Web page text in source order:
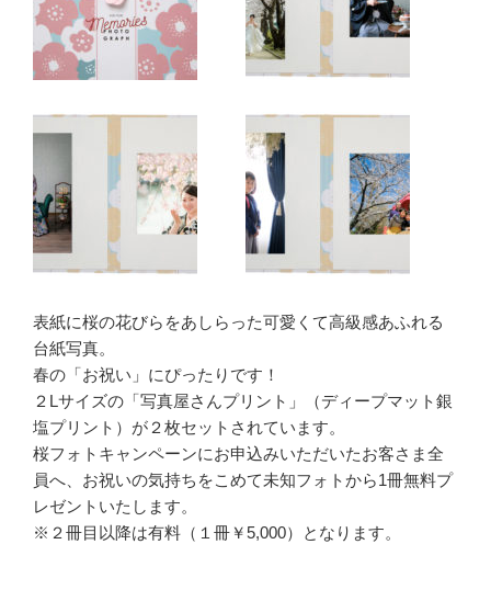
表紙に桜の花びらをあしらった可愛くて高級感あふれる
台紙写真。
春の「お祝い」にぴったりです！
２Lサイズの「写真屋さんプリント」（ディープマット銀
塩プリント）が２枚セットされています。
桜フォトキャンペーンにお申込みいただいたお客さま全
員へ、お祝いの気持ちをこめて未知フォトから1冊無料プ
レゼントいたします。
※２冊目以降は有料（１冊￥5,000）となります。